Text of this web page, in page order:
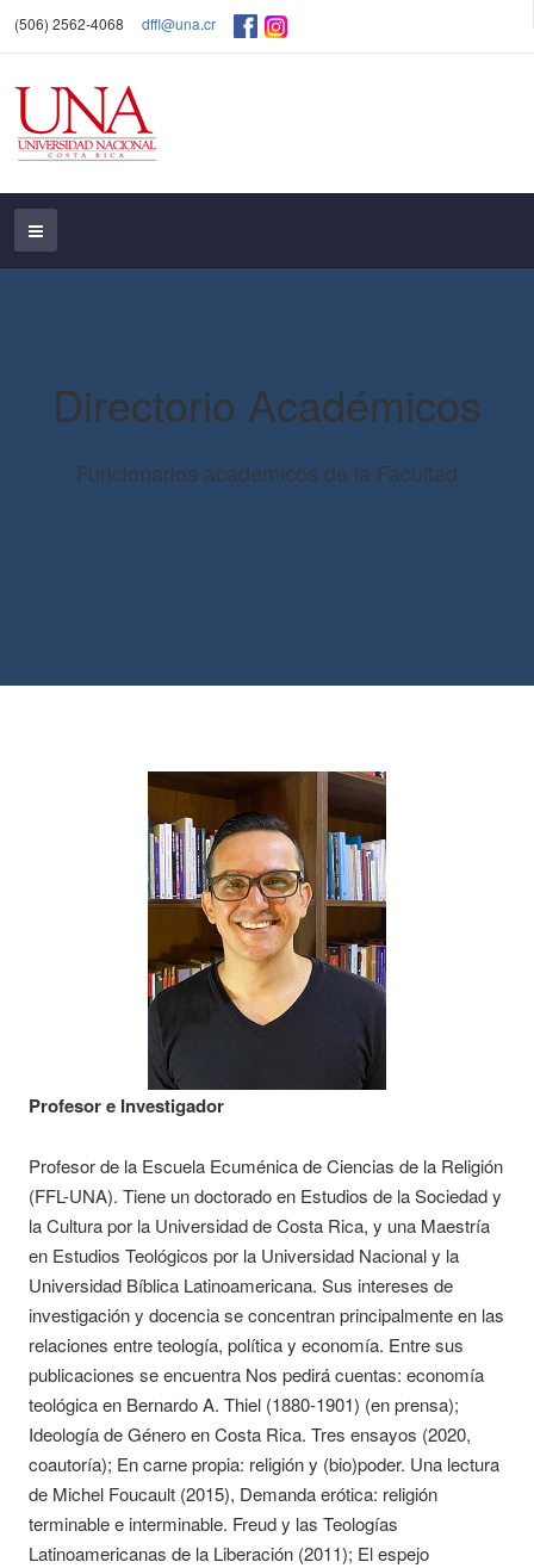
(506) 2562-4068 dffl@una.cr
Directorio Académicos
Funcionarios académicos de la Facultad
Profesor e Investigador
Profesor de la Escuela Ecuménica de Ciencias de la Religión
(FFL-UNA). Tiene un doctorado en Estudios de la Sociedad y
la Cultura por la Universidad de Costa Rica, y una Maestría
en Estudios Teológicos por la Universidad Nacional y la
Universidad Bíblica Latinoamericana. Sus intereses de
investigación y docencia se concentran principalmente en las
relaciones entre teología, política y economía. Entre sus
publicaciones se encuentra Nos pedirá cuentas: economía
teológica en Bernardo A. Thiel (1880-1901) (en prensa);
Ideología de Género en Costa Rica. Tres ensayos (2020,
coautoría); En carne propia: religión y (bio)poder. Una lectura
de Michel Foucault (2015), Demanda erótica: religión
terminable e interminable. Freud y las Teologías
Latinoamericanas de la Liberación (2011); El espejo